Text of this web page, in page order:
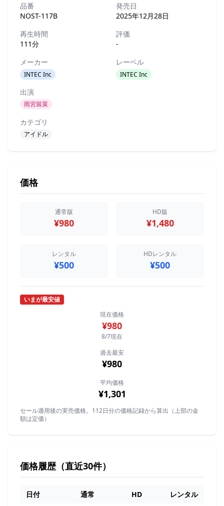
品番
NOST-117B
発売日
2025年12月28日
再生時間
111分
評価
-
メーカー
INTEC Inc
レーベル
INTEC Inc
出演
雨宮留菜
カテゴリ
アイドル
価格
通常版
¥980
HD版
¥1,480
レンタル
¥500
HDレンタル
¥500
いまが最安値
現在価格
¥980
8/7現在
過去最安
¥980
平均価格
¥1,301
セール適用後の実売価格。112日分の価格記録から算出（上部の金
額は定価）
価格履歴（直近30件）
日付 通常 HD レンタル